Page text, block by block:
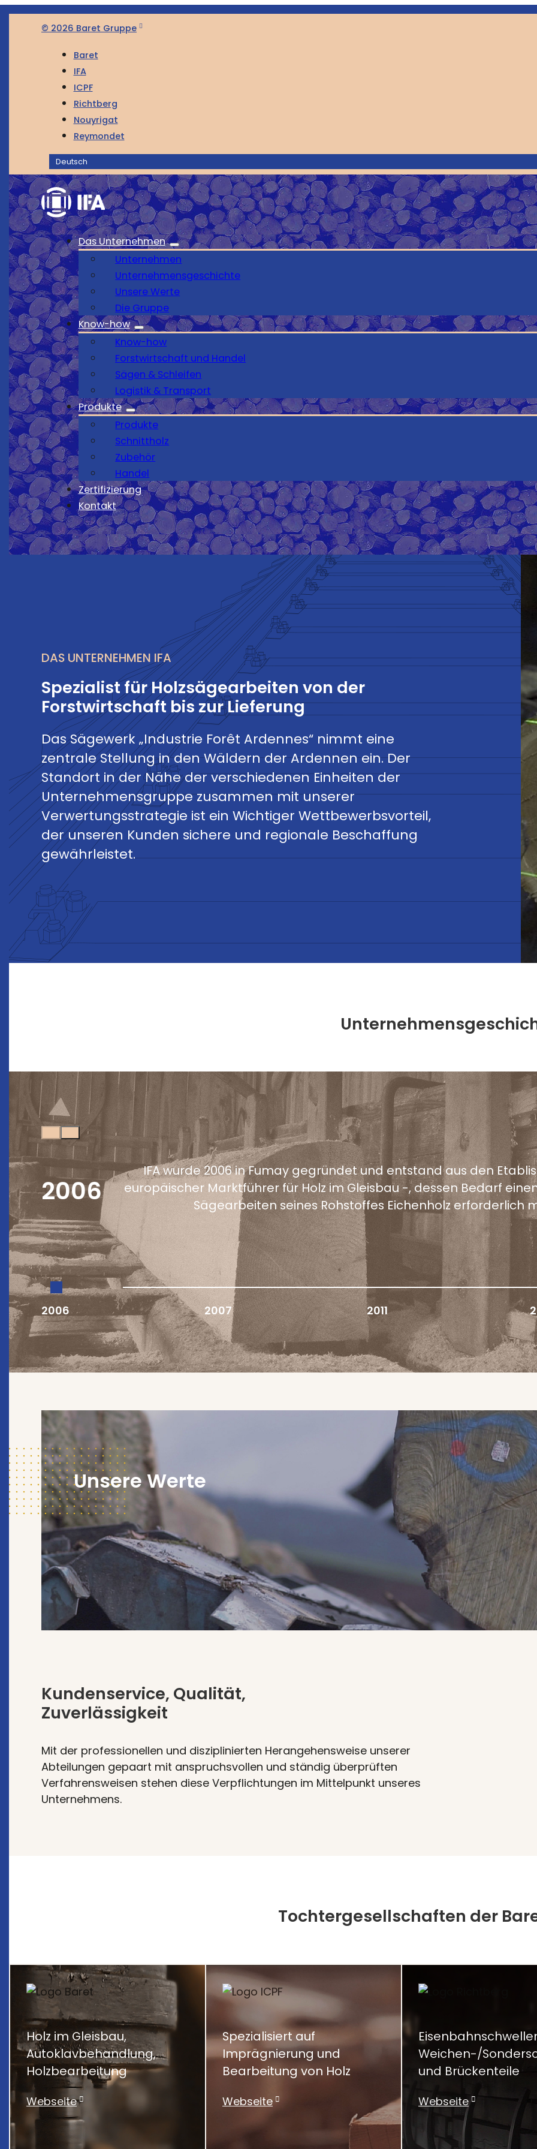
© 2026 Baret Gruppe
Baret
IFA
ICPF
Richtberg
Nouyrigat
Reymondet
Deutsch
Das Unternehmen
Unternehmen
Unternehmensgeschichte
Unsere Werte
Die Gruppe
Know-how
Know-how
Forstwirtschaft und Handel
Sägen & Schleifen
Logistik & Transport
Produkte
Produkte
Schnittholz
Zubehör
Handel
Zertifizierung
Kontakt
DAS UNTERNEHMEN IFA
Spezialist für Holzsägearbeiten von der
Forstwirtschaft bis zur Lieferung
Das Sägewerk „Industrie Forêt Ardennes“ nimmt eine
zentrale Stellung in den Wäldern der Ardennen ein. Der
Standort in der Nähe der verschiedenen Einheiten der
Unternehmensgruppe zusammen mit unserer
Verwertungsstrategie ist ein Wichtiger Wettbewerbsvorteil,
der unseren Kunden sichere und regionale Beschaffung
gewährleistet.
2006
IFA wurde 2006 in Fumay gegründet und entstand aus den
europäischer Marktführer für Holz im Gleisbau -, dessen Bedarf
Sägearbeiten seines Rohstoffes Eichenholz erforderlich
2006 2007 2011
Unsere Werte
Kundenservice, Qualität,
Zuverlässigkeit
Mit der professionellen und disziplinierten Herangehensweise unserer
Abteilungen gepaart mit anspruchsvollen und ständig überprüften
Verfahrensweisen stehen diese Verpflichtungen im Mittelpunkt unseres
Unternehmens.
Tochtergesellschaften der
Holz im Gleisbau,
Autoklavbehandlung,
Holzbearbeitung
Webseite
Spezialisiert auf
Imprägnierung und
Bearbeitung von Holz
Webseite
Weichen-/
und Brückenteile
Webseite